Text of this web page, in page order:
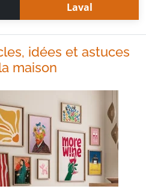
Laval
idées et astuces
maison